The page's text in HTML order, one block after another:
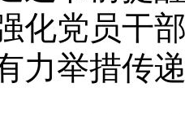
化党员干
力举措传